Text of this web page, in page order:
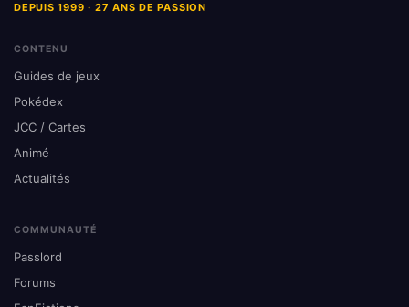
DEPUIS 1999 · 27 ANS DE PASSION
CONTENU
Guides de jeux
Pokédex
JCC / Cartes
Animé
Actualités
COMMUNAUTÉ
Passlord
Forums